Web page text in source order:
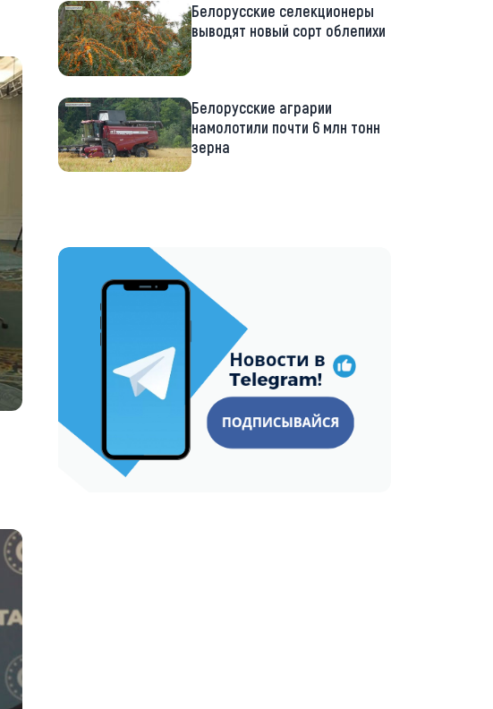
Белорусские селекционеры
выводят новый сорт облепихи
Белорусские аграрии
намолотили почти 6 млн тонн
зерна
https://t.me/minskctvby